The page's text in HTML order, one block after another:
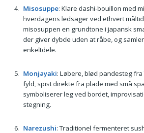
Misosuppe: Klare dashi-bouillon med
hverdagens ledsager ved ethvert
misosuppen en grundtone i japansk
der giver dybde uden at råbe, og
enkeltdele.
Monjayaki: Løbere, blød pandesteg
fyld, spist direkte fra plade med små
symboliserer leg ved bordet,
stegning.
Narezushi: Traditionel fermenteret